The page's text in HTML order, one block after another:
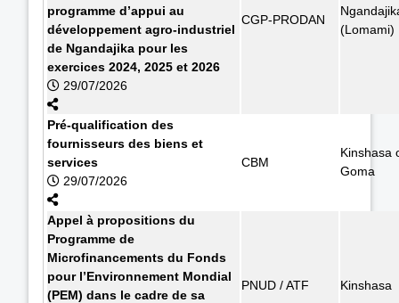
programme d’appui au
développement agro-industriel
de Ngandajika pour les
exercices 2024, 2025 et 2026
29/07/2026
CGP-PRODAN
(Lomami)
Pré-qualification des
fournisseurs des biens et
services
29/07/2026
CBM
Kinshasa
Goma
Appel à propositions du
Programme de
Microfinancements du Fonds
pour l’Environnement Mondial
(PEM) dans le cadre de sa
PNUD / ATF Kinshasa